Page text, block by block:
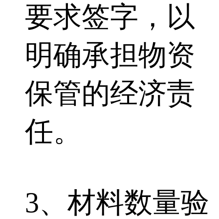
要求签字，以
明确承担物资
保管的经济责
任。
3、材料数量验